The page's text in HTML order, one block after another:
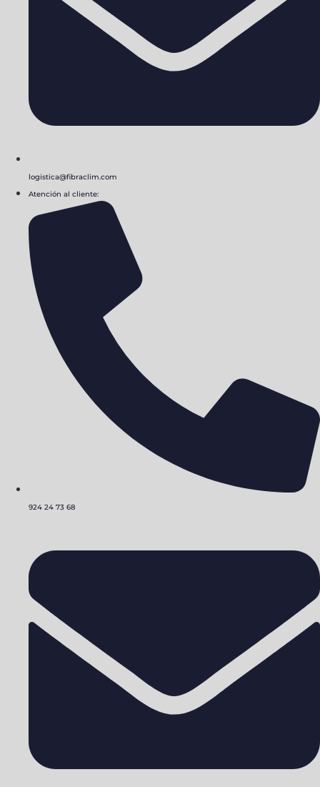
logistica@fibraclim.com
Atención al cliente:
924 24 73 68